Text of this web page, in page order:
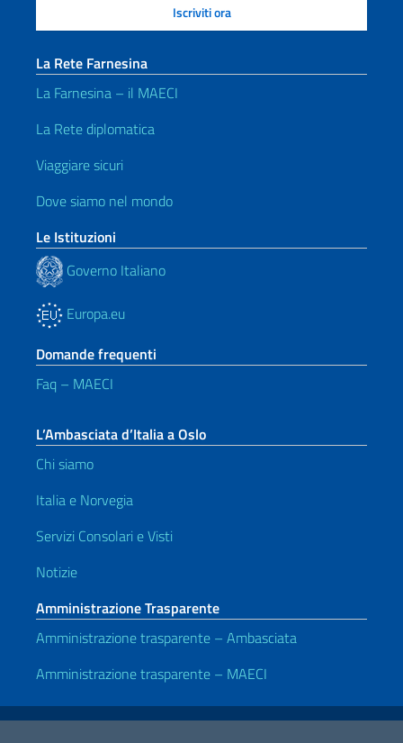
La Rete Farnesina
La Farnesina – il MAECI
La Rete diplomatica
Viaggiare sicuri
Dove siamo nel mondo
Le Istituzioni
Governo Italiano
Europa.eu
Domande frequenti
Faq – MAECI
L’Ambasciata d’Italia a Oslo
Chi siamo
Italia e Norvegia
Servizi Consolari e Visti
Notizie
Amministrazione Trasparente
Amministrazione trasparente – Ambasciata
Amministrazione trasparente – MAECI
Link Utili